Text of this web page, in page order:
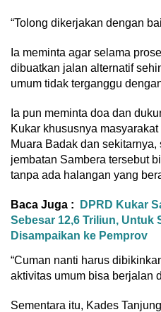
“Tolong dikerjakan dengan
Ia meminta agar selama
dibuatkan jalan alternatif
umum tidak terganggu
Ia pun meminta doa dan
Kukar khususnya
Muara Badak dan
jembatan Sambera tersebut
tanpa ada halangan yang
Baca Juga :
DPRD Kukar
Sebesar 12,6 Triliun, Untuk
Disampaikan ke Pemprov
“Cuman nanti harus
aktivitas umum bisa berjalan
Sementara itu, Kades